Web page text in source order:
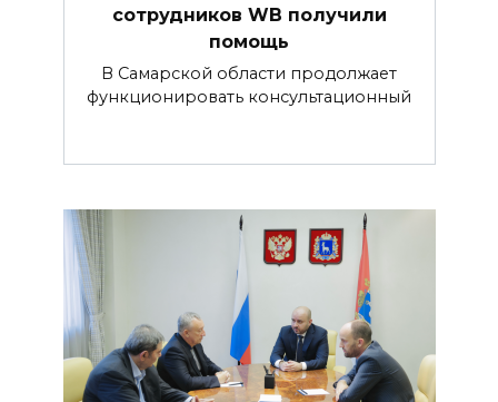
сотрудников WB получили
помощь
В Самарской области продолжает
функционировать консультационный